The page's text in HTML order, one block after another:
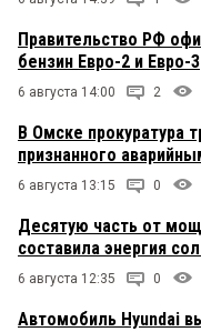
Правительство РФ
бензин Евро-2 и Евро-3
6 августа 14:00 2
В Омске прокуратура
признанного
6 августа 13:15 0
Десятую часть от
составила энергия
6 августа 12:35 0
Автомобиль Hyundai